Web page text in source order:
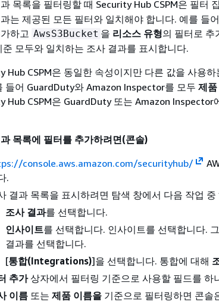
목록을 필터링할 때 Security Hub CSPM은 필터
는 제공된 모든 필터와 일치해야 합니다. 예를 들
하고 AwsS3Bucket 을 리소스 유형의 필터로 추
준 모두와 일치하는 조사 결과를 표시합니다.
Hub CSPM은 동일한 속성이지만 다른 값을 사용하
들어 GuardDuty와 Amazon Inspector를 모두 제
Hub CSPM은 GuardDuty 또는 Amazon Inspector
목록에 필터를 추가하려면(콘솔)
console.aws.amazon.com/securityhub/
.
결과 목록을 표시하려면 탐색 창에서 다음 작업
조사 결과를 선택합니다.
인사이트를 선택합니다. 인사이트를 선택합니다.
결과를 선택합니다.
[통합(Integrations)]을 선택합니다. 통합에 대해
추가상자에서 필터링 기준으로 사용할 필드를 하
이름 또는 제품 이름을 기준으로 필터링하면 콘솔